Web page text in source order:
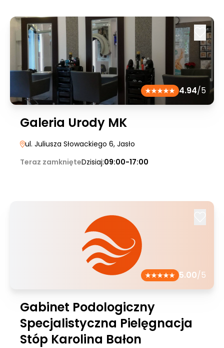
4.94/5
Galeria Urody MK
ul. Juliusza Słowackiego 6, Jasło
Teraz zamknięteDzisiaj:09:00-17:00
5.00/5
Gabinet Podologiczny
Specjalistyczna Pielęgnacja
Stóp Karolina Bałon